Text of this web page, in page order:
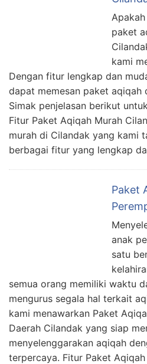
paket
kami
Dengan fitur lengkap dan
dapat memesan paket aqiqah
Simak penjelasan berikut
Fitur Paket Aqiqah Murah
murah di Cilandak yang kami
berbagai fitur yang lengkap
Paket
anak
satu
semua orang memiliki waktu
mengurus segala hal terkait
kami menawarkan Paket
Daerah Cilandak yang siap
menyelenggarakan aqiqah
terpercaya. Fitur Paket